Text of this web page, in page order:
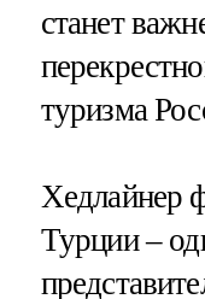
станет
туризма
Хедлайнер
Турции –